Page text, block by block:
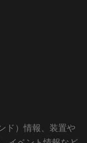
ド）情報、装置や